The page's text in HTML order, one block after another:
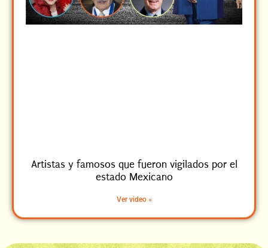
Artistas y famosos que fueron vigilados por el
estado Mexicano
Ver video »